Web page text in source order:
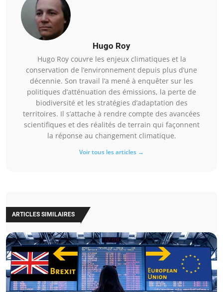
Hugo Roy
Hugo Roy couvre les enjeux climatiques et la
conservation de l’environnement depuis plus d’une
décennie. Son travail l’a mené à enquêter sur les
politiques d’atténuation des émissions, la perte de
biodiversité et les stratégies d’adaptation des
territoires. Il s’attache à rendre compte des avancées
scientifiques et des réalités de terrain qui façonnent
la réponse au changement climatique.
Voir tous les articles →
ARTICLES SIMILAIRES